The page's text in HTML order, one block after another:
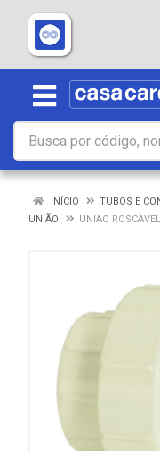
INÍCIO
TUBOS E
UNIÃO
UNIAO